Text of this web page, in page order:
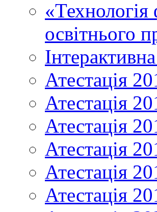
освітнього
Атестація
Атестація
Атестація
Атестація
Атестація
Атестація